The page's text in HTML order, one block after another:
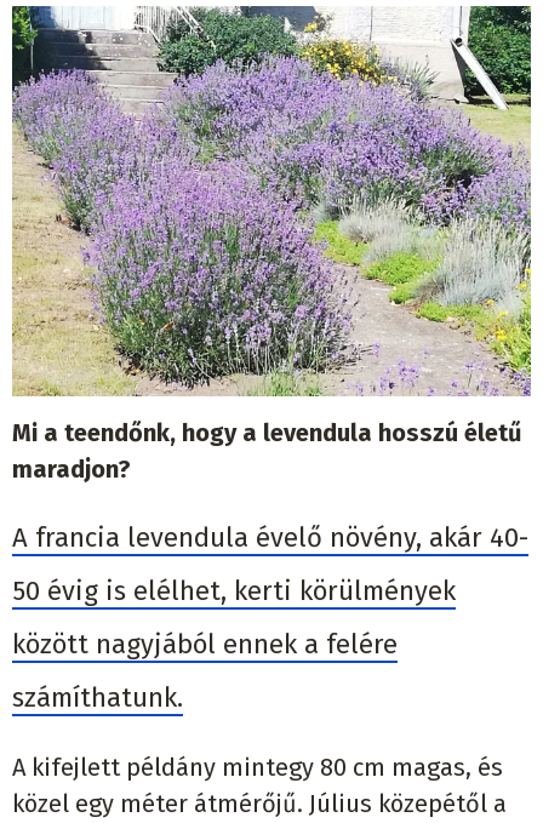
Mi a teendőnk, hogy a levendula hosszú életű
maradjon?
A francia levendula évelő növény, akár 40-
50 évig is elélhet, kerti körülmények
között nagyjából ennek a felére
számíthatunk.
A kifejlett példány mintegy 80 cm magas, és
közel egy méter átmérőjű. Július közepétől a